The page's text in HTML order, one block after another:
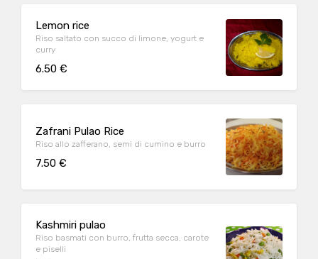
Lemon rice
Riso saltato con succo di limone, yogurt e
curry
6.50 €
Zafrani Pulao Rice
Riso allo zafferano, semi di cumino e burro
7.50 €
Kashmiri pulao
Riso basmati con burro, frutta secca, carote
e piselli